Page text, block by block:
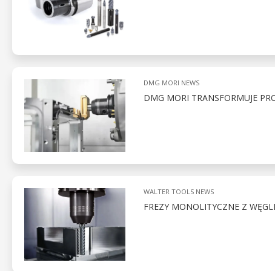
DMG MORI NEWS
DMG MORI TRANSFORMUJE
WALTER TOOLS NEWS
FREZY MONOLITYCZNE Z